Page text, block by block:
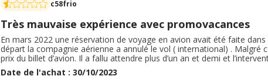
c58frio
Très mauvaise expérience avec promovacances
En mars 2022 une réservation de voyage en avion avait été faite
départ la compagnie aérienne a annulé le vol ( international) . Malgré
prix du billet d’avion. Il a fallu attendre plus d’un an et demi et
que l’agence soit forcée de rembourser. Mais elle a continué
d’annulation de vols longs courriers ( Règlement CE n° 261 / 2004 du
Date de l'achat : 30/10/2023